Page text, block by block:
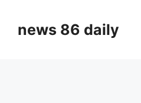
contentnews 86 daily